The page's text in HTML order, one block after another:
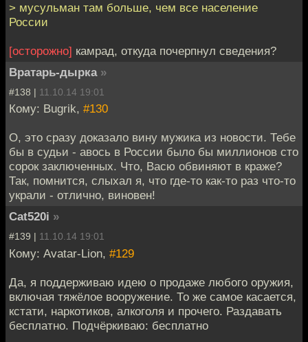
> мусульман там больше, чем все население
России
[осторожно] камрад, откуда почерпнул сведения?
Вратарь-дырка »
#138 | 11.10.14 19:01
Кому: Bugrik, #130
О, это сразу доказало вину мужика из новости. Тебе
бы в судьи - авось в России было бы миллионов сто
сорок заключенных. Что, Васю обвиняют в краже?
Так, помнится, слыхал я, что где-то как-то раз что-то
украли - отлично, виновен!
Cat520i »
#139 | 11.10.14 19:01
Кому: Avatar-Lion, #129
Да, я поддерживаю идею о продаже любого оружия,
включая тяжёлое вооружение. То же самое касается,
кстати, наркотиков, алкоголя и прочего. Раздавать
бесплатно. Подчёркиваю: бесплатно